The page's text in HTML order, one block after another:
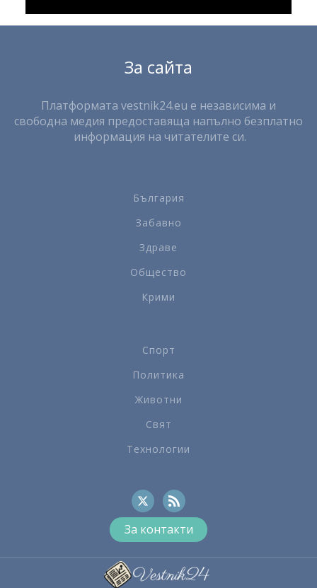
За сайта
Платформата vestnik24.eu е независима и
свободна медия предоставяща напълно безплатно
информация на читателите си.
България
Забавно
Здраве
Общество
Крими
Спорт
Политика
Животни
Свят
Технологии
За контакти